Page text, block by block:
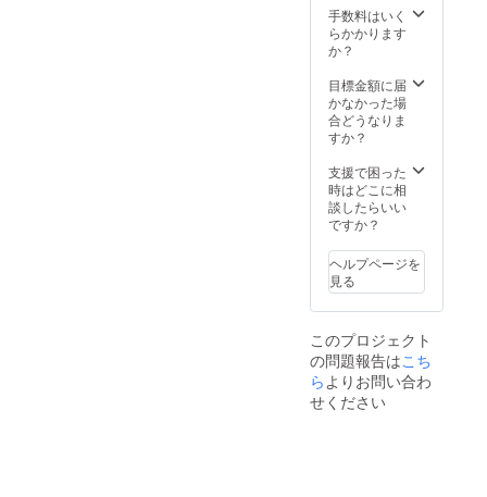
手数料はいく
らかかります
か？
目標金額に届
かなかった場
合どうなりま
すか？
支援で困った
時はどこに相
談したらいい
ですか？
ヘルプページを
見る
このプロジェクト
の問題報告はこち
らよりお問い合わ
せください